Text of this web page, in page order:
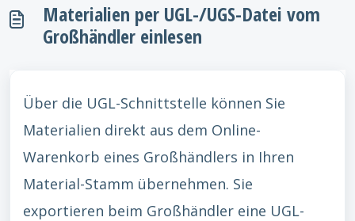
Materialien per UGL-/UGS-Datei vom
Großhändler einlesen
Über die UGL-Schnittstelle können Sie
Materialien direkt aus dem Online-
Warenkorb eines Großhändlers in Ihren
Material-Stamm übernehmen. Sie
exportieren beim Großhändler eine UGL-